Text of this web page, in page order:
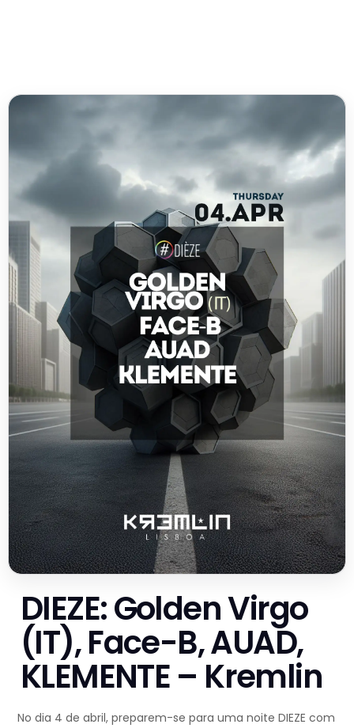
DIEZE: Golden Virgo
(IT), Face-B, AUAD,
KLEMENTE – Kremlin
No dia 4 de abril, preparem-se para uma noite DIEZE com